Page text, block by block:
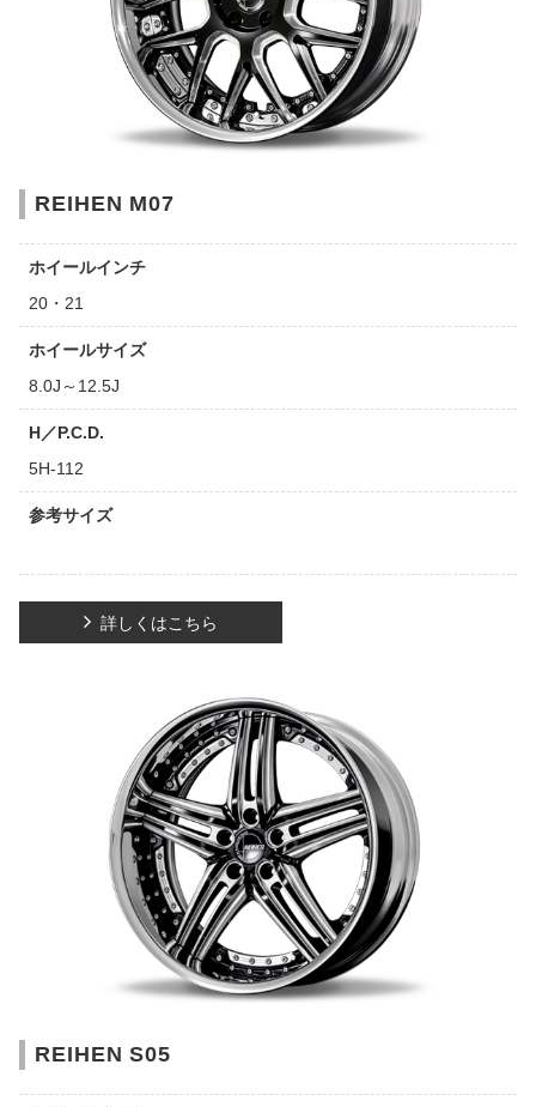
REIHEN M07
ホイールインチ
20・21
ホイールサイズ
8.0J～12.5J
H／P.C.D.
5H-112
参考サイズ
詳しくはこちら
REIHEN S05